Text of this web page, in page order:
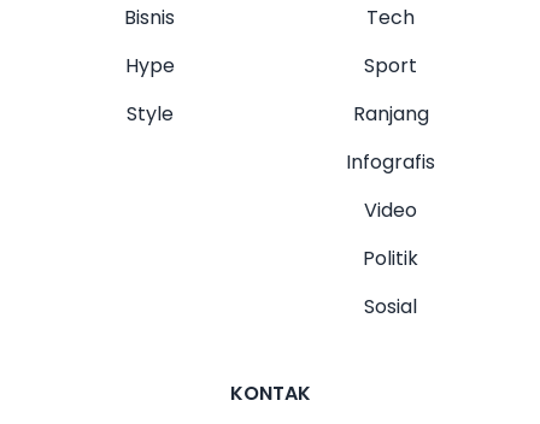
Bisnis
Hype
Style
Tech
Sport
Ranjang
Infografis
Video
Politik
Sosial
KONTAK